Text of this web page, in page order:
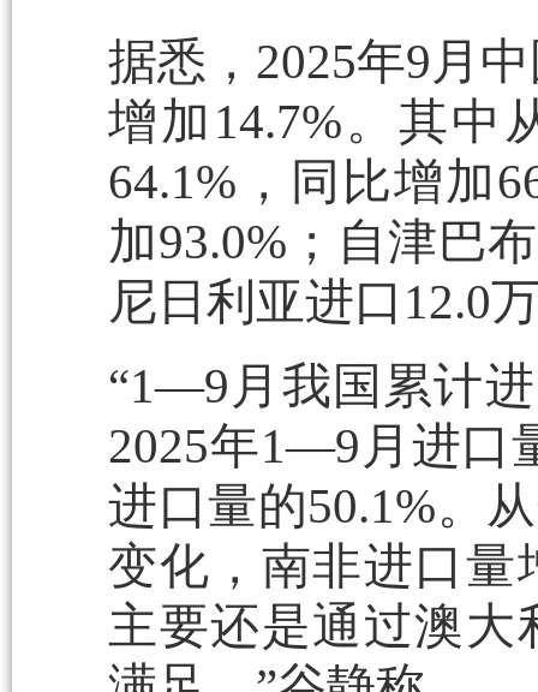
据悉，2025年9月
增加14.7%。其中
64.1%，同比增加
加93.0%；自津巴
尼日利亚进口12.0
“1—9月我国累计
2025年1—9月进口
进口量的50.1%。
变化，南非进口量
主要还是通过澳大